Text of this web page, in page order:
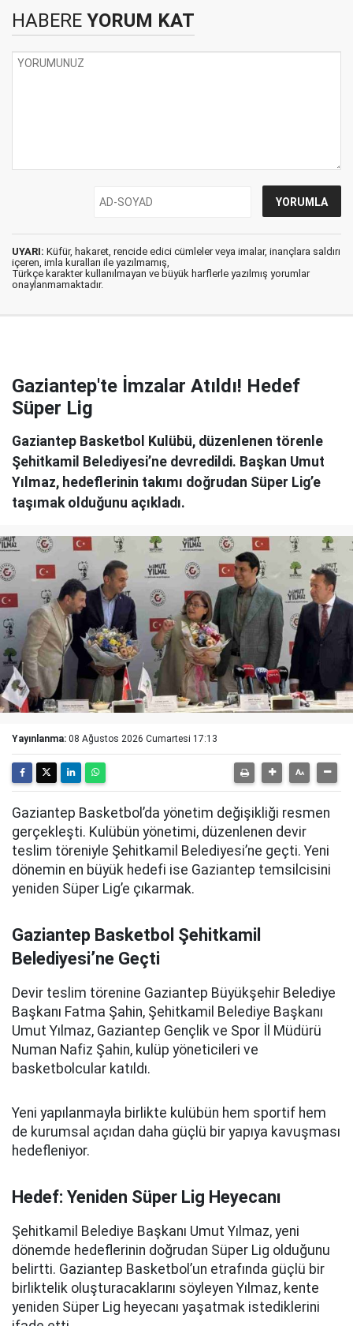
HABERE YORUM KAT
UYARI: Küfür, hakaret, rencide edici cümleler veya imalar, inançlara saldırı
içeren, imla kuralları ile yazılmamış,
Türkçe karakter kullanılmayan ve büyük harflerle yazılmış yorumlar
onaylanmamaktadır.
Gaziantep'te İmzalar Atıldı! Hedef
Süper Lig
Gaziantep Basketbol Kulübü, düzenlenen törenle
Şehitkamil Belediyesi’ne devredildi. Başkan Umut
Yılmaz, hedeflerinin takımı doğrudan Süper Lig’e
taşımak olduğunu açıkladı.
Yayınlanma: 08 Ağustos 2026 Cumartesi 17:13
Gaziantep Basketbol’da yönetim değişikliği resmen
gerçekleşti. Kulübün yönetimi, düzenlenen devir
teslim töreniyle Şehitkamil Belediyesi’ne geçti. Yeni
dönemin en büyük hedefi ise Gaziantep temsilcisini
yeniden Süper Lig’e çıkarmak.
Gaziantep Basketbol Şehitkamil
Belediyesi’ne Geçti
Devir teslim törenine Gaziantep Büyükşehir Belediye
Başkanı Fatma Şahin, Şehitkamil Belediye Başkanı
Umut Yılmaz, Gaziantep Gençlik ve Spor İl Müdürü
Numan Nafiz Şahin, kulüp yöneticileri ve
basketbolcular katıldı.
Yeni yapılanmayla birlikte kulübün hem sportif hem
de kurumsal açıdan daha güçlü bir yapıya kavuşması
hedefleniyor.
Hedef: Yeniden Süper Lig Heyecanı
Şehitkamil Belediye Başkanı Umut Yılmaz, yeni
dönemde hedeflerinin doğrudan Süper Lig olduğunu
belirtti. Gaziantep Basketbol’un etrafında güçlü bir
birliktelik oluşturacaklarını söyleyen Yılmaz, kente
yeniden Süper Lig heyecanı yaşatmak istediklerini